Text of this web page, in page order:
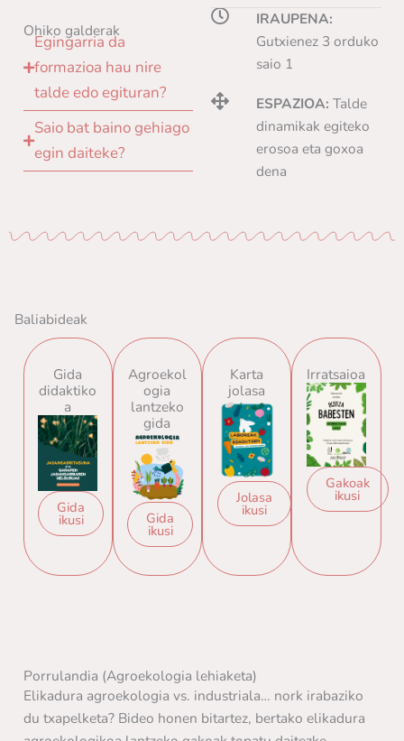
Ohiko galderak
Egingarria da
formazioa hau nire
talde edo egituran?
Saio bat baino gehiago
egin daiteke?
IRAUPENA:
Gutxienez 3 orduko
saio 1
ESPAZIOA: Talde
dinamikak egiteko
erosoa eta goxoa
dena
Baliabideak
Gida
didaktiko
a
Gida
ikusi
Agroekol
ogia
lantzeko
gida
Gida
ikusi
Karta
jolasa
Jolasa
ikusi
Irratsaioa
Gakoak
ikusi
Porrulandia (Agroekologia lehiaketa)
Elikadura agroekologia vs. industriala… nork irabaziko
du txapelketa? Bideo honen bitartez, bertako elikadura